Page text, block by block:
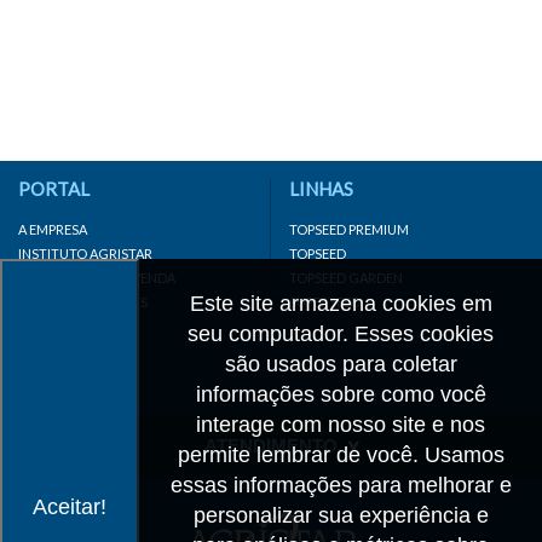
Aceitar!
Este site armazena cookies em
seu computador. Esses cookies
são usados para coletar
informações sobre como você
interage com nosso site e nos
permite lembrar de você. Usamos
essas informações para melhorar e
personalizar sua experiência e
PORTAL
A EMPRESA
INSTITUTO AGRISTAR
DISTRIBUIDOR/REVENDA
LINKS IMPORTANTES
LINHAS
TOPSEED PREMIUM
TOPSEED
TOPSEED GARDEN
SUPERSEED
ATENDIMENTO